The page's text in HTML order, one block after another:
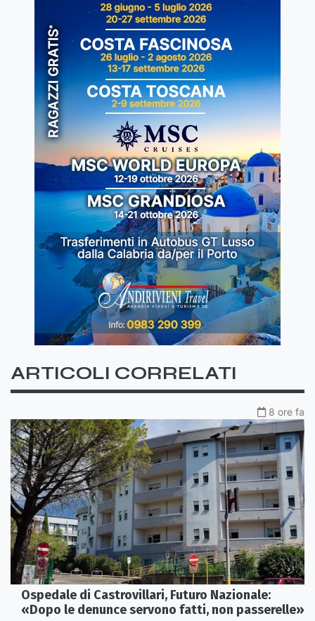
ARTICOLI CORRELATI
8 ore fa
Ospedale di Castrovillari, Futuro Nazionale:
«Dopo le denunce servono fatti, non passerelle»